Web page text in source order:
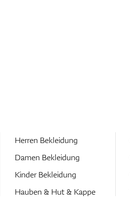
Herren Bekleidung
Damen Bekleidung
Kinder Bekleidung
Hauben & Hut & Kappe